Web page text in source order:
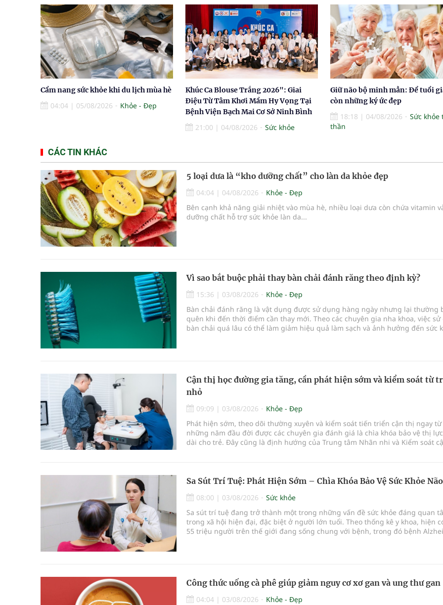
Cẩm nang sức khỏe khi du lịch mùa hè
04:04 | 05/08/2026 Khỏe - Đẹp
Khúc Ca Blouse Trắng 2026": Giai
Điệu Từ Tâm Khơi Mầm Hy Vọng Tại
Bệnh Viện Bạch Mai Cơ Sở Ninh Bình
21:00 | 04/08/2026 Sức khỏe
Giữ não bộ minh mẫn: Để tuổi
còn những ký ức đẹp
18:18 | 04/08/2026
Sức khỏe
thần
CÁC TIN KHÁC
5 loại dưa là “kho dưỡng chất” cho làn da khỏe đẹp
04:04 | 04/08/2026
Khỏe - Đẹp
Bên cạnh khả năng giải nhiệt vào mùa hè, nhiều loại dưa còn chứa vitamin
dưỡng chất hỗ trợ sức khỏe làn da...
Vì sao bắt buộc phải thay bàn chải đánh răng theo định kỳ?
15:36 | 03/08/2026
Khỏe - Đẹp
Bàn chải đánh răng là vật dụng được sử dụng hàng ngày nhưng lại thường
quên khi đến thời điểm cần thay mới. Theo các chuyên gia nha khoa, việc
bàn chải quá lâu có thể làm giảm hiệu quả làm sạch và ảnh hưởng đến sức
Cận thị học đường gia tăng, cần phát hiện sớm và kiểm soát từ
nhỏ
09:09 | 03/08/2026
Khỏe - Đẹp
Phát hiện sớm, theo dõi thường xuyên và kiểm soát tiến triển cận thị ngay từ
những năm đầu đời được các chuyên gia đánh giá là chìa khóa bảo vệ thị
dài cho trẻ. Đây cũng là định hướng của Trung tâm Nhãn nhi và Kiểm soát
Sa Sút Trí Tuệ: Phát Hiện Sớm – Chìa Khóa Bảo Vệ Sức Khỏe
08:00 | 03/08/2026
Sức khỏe
Sa sút trí tuệ đang trở thành một trong những vấn đề sức khỏe đáng quan
trong xã hội hiện đại, đặc biệt ở người lớn tuổi. Theo thống kê y khoa, hiện
55 triệu người trên thế giới đang sống chung với bệnh, trong đó bệnh
Công thức uống cà phê giúp giảm nguy cơ xơ gan và ung thư gan
04:04 | 03/08/2026 Khỏe - Đẹp